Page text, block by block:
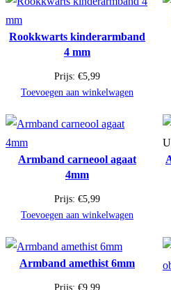
Rookkwarts kinderarmband
4 mm
Prijs: €5,99
Toevoegen aan winkelwagen
Armband carneool agaat
4mm
Prijs: €5,99
Toevoegen aan winkelwagen
Armband amethist 6mm
Prijs: €9,99